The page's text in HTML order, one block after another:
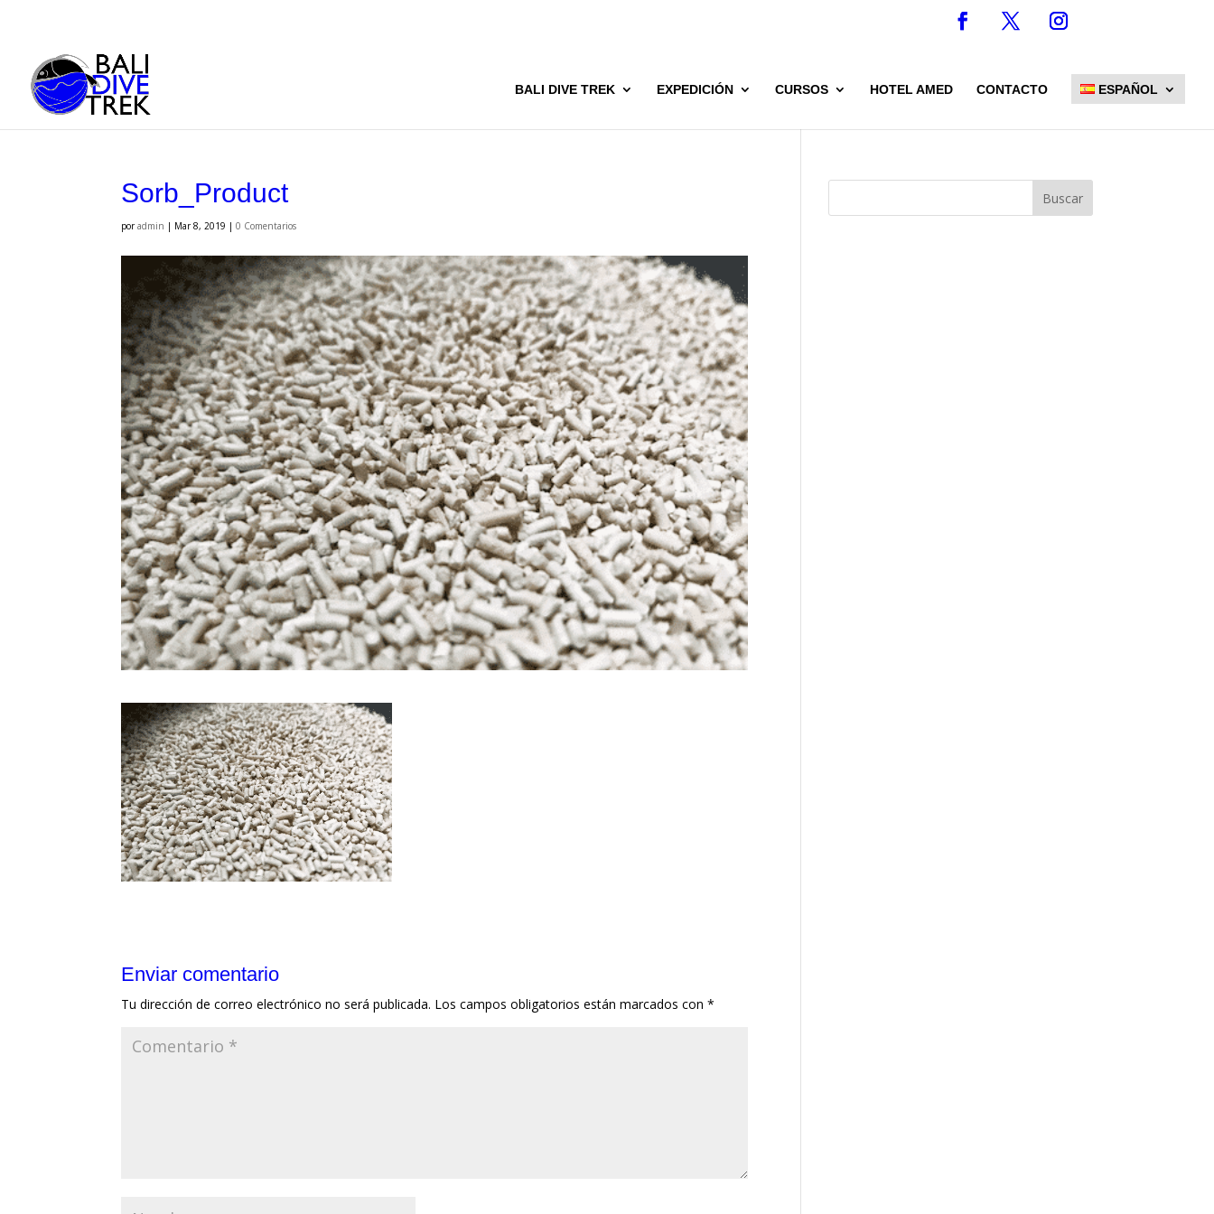
BALI DIVE TREK EXPEDICIÓN CURSOS HOTEL AMED CONTACTO ESPAÑOL
Sorb_Product
poradmin | Mar 8, 2019 |0 Comentarios
Enviar comentario
Tu dirección de correo electrónico no será publicada. Los campos obligatorios están marcados con*